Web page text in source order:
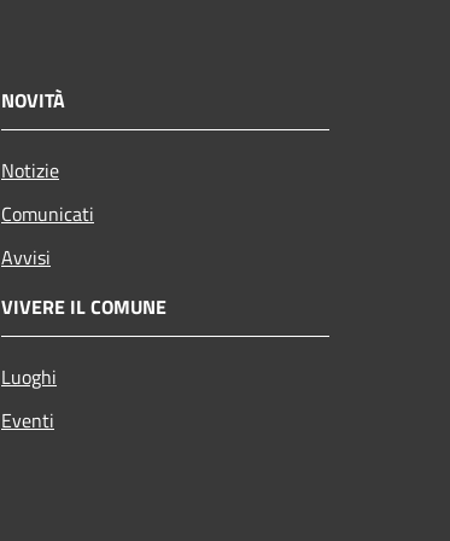
NOVITÀ
Notizie
Comunicati
Avvisi
VIVERE IL COMUNE
Luoghi
Eventi